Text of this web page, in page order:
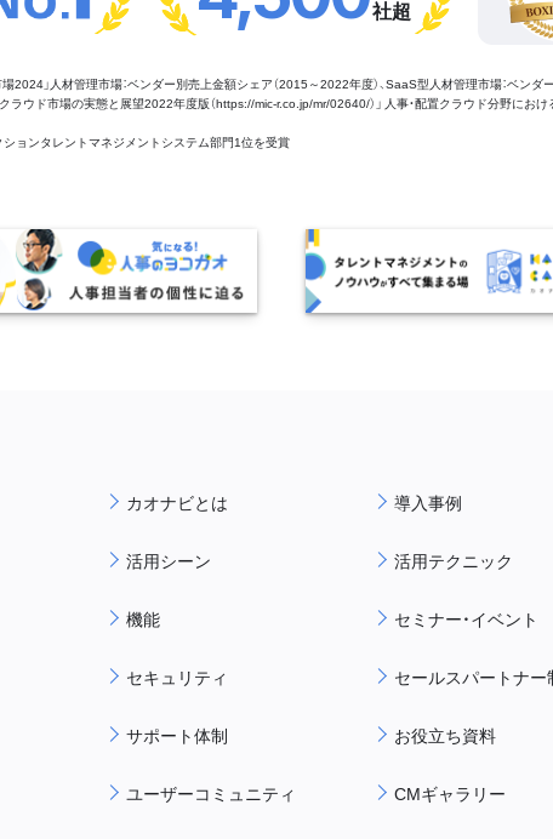
社超
」人材管理市場：ベンダー別売上金額シェア（2015～2022年度）、SaaS型人材管理市場：ベンダ
ウド市場の実態と展望2022年度版（https://mic-r.co.jp/mr/02640/）」 人事・配置クラウド分野におけ
ョンタレントマネジメントシステム部門1位を受賞
カオナビとは
活用シーン
機能
セキュリティ
サポート体制
ユーザーコミュニティ
導入事例
活用テクニック
セミナー・イベント
セールスパートナー
お役立ち資料
CMギャラリー